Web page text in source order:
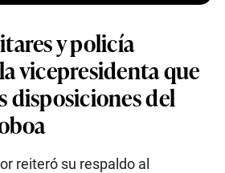
y policía
vicepresidenta que
disposiciones del
reiteró su respaldo al